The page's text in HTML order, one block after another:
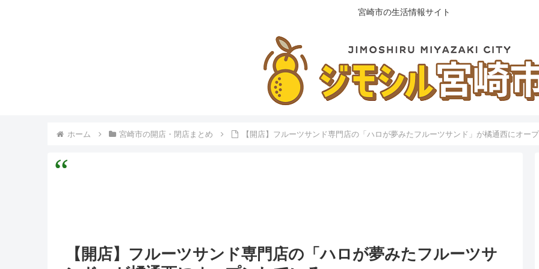
宮崎市の生活情報サイト
ホーム 宮崎市の開店・閉店まとめ 【開店】フルーツサンド専門店の「ハロが夢みたフルーツサンド」が橘通西にオー
【開店】フルーツサンド専門店の「ハロが夢みたフルーツサ